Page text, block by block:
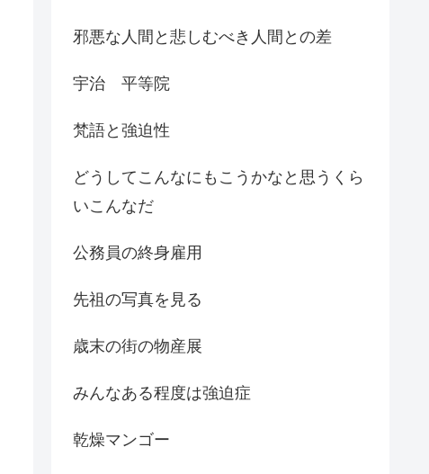
邪悪な人間と悲しむべき人間との差
宇治 平等院
梵語と強迫性
どうしてこんなにもこうかなと思うくら
いこんなだ
公務員の終身雇用
先祖の写真を見る
歳末の街の物産展
みんなある程度は強迫症
乾燥マンゴー